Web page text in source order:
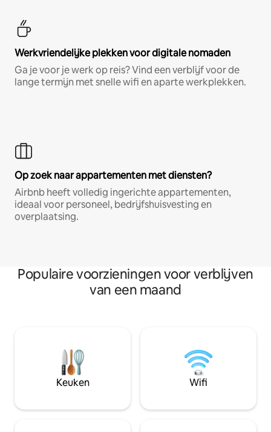
Werkvriendelijke plekken voor digitale nomaden
Ga je voor je werk op reis? Vind een verblijf voor de
lange termijn met snelle wifi en aparte werkplekken.
Op zoek naar appartementen met diensten?
Airbnb heeft volledig ingerichte appartementen,
ideaal voor personeel, bedrijfshuisvesting en
overplaatsing.
Populaire voorzieningen voor verblijven
van een maand
Keuken Wifi